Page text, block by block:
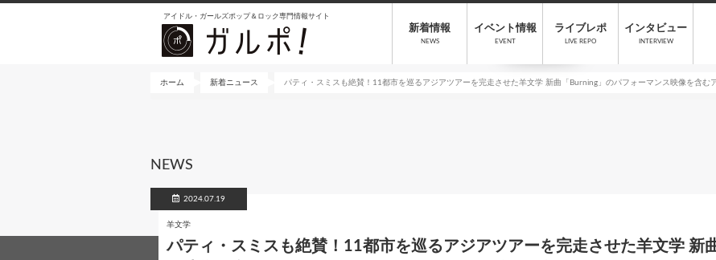
アイドル・ガールズポップ＆ロック専門情報サイト
新着情報
NEWS
イベント情報
EVENT
ライブレポ
LIVE REPO
インタビュー
INTERVIEW
ホーム 新着ニュース パティ・スミスも絶賛！11都市を巡るアジアツアーを完走させた羊文学 新曲「Burning」のパフォーマンス映像を含む
NEWS
2024.07.19
羊文学
パティ・スミスも絶賛！11都市を巡るアジアツアーを完走させた羊文学 新